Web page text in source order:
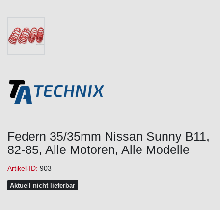
Federn 35/35mm Nissan Sunny B11,
82-85, Alle Motoren, Alle Modelle
Artikel-ID: 903
Aktuell nicht lieferbar